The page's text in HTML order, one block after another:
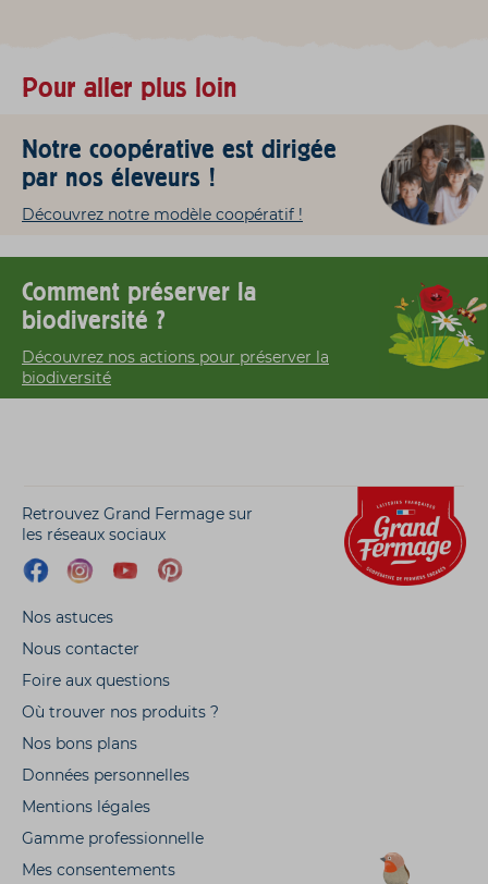
Pour aller plus loin
Notre coopérative est dirigée
par nos éleveurs !
Découvrez notre modèle coopératif !
Comment préserver la
biodiversité ?
Découvrez nos actions pour préserver la
biodiversité
Retrouvez Grand Fermage sur
les réseaux sociaux
Nos astuces
Nous contacter
Foire aux questions
Où trouver nos produits ?
Nos bons plans
Données personnelles
Mentions légales
Gamme professionnelle
Mes consentements